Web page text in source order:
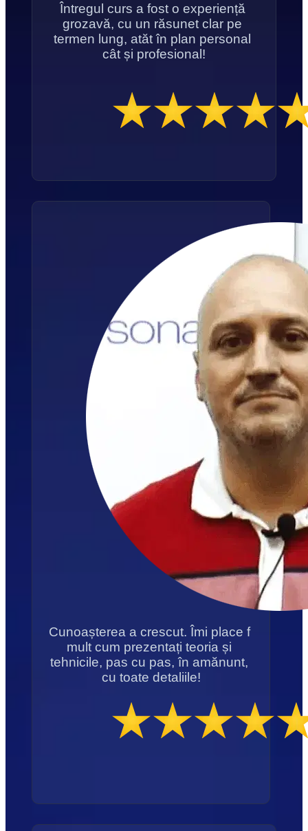
Întregul curs a fost o experiență
grozavă, cu un răsunet clar pe
termen lung, atăt în plan personal
cât și profesional!
Cunoașterea a crescut. Îmi place f
mult cum prezentați teoria și
tehnicile, pas cu pas, în amănunt,
cu toate detaliile!